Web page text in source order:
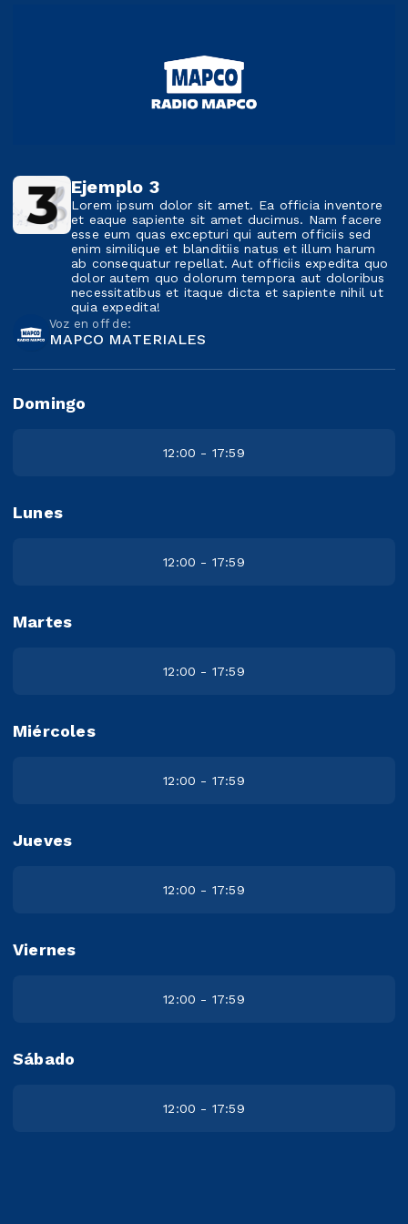
Ejemplo 3
Lorem ipsum dolor sit amet. Ea officia inventore
et eaque sapiente sit amet ducimus. Nam facere
esse eum quas excepturi qui autem officiis sed
enim similique et blanditiis natus et illum harum
ab consequatur repellat. Aut officiis expedita quo
dolor autem quo dolorum tempora aut doloribus
necessitatibus et itaque dicta et sapiente nihil ut
quia expedita!
Voz en off de:
MAPCO MATERIALES
Domingo
12:00 - 17:59
Lunes
12:00 - 17:59
Martes
12:00 - 17:59
Miércoles
12:00 - 17:59
Jueves
12:00 - 17:59
Viernes
12:00 - 17:59
Sábado
12:00 - 17:59